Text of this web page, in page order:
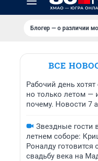
Блогер — о различии
ВСЕ
Рабочий день хотят
но только летом —
почему. Новости 7
Звездные гости
летнем соборе:
Роналду готовится
свадьбу века на